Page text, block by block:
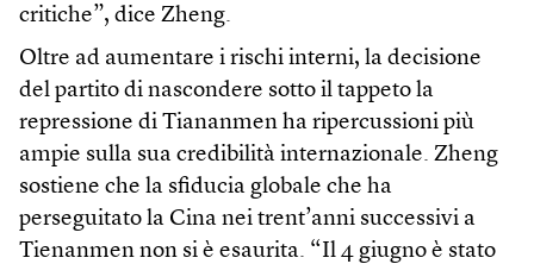
critiche”, dice Zheng.
Oltre ad aumentare i rischi interni, la decisione
del partito di nascondere sotto il tappeto la
repressione di Tiananmen ha ripercussioni più
ampie sulla sua credibilità internazionale. Zheng
sostiene che la sfiducia globale che ha
perseguitato la Cina nei trent’anni successivi a
Tienanmen non si è esaurita. “Il 4 giugno è stato